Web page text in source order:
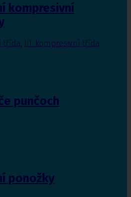
kompresivní
třída III. kompresivní třída
punčoch
ponožky